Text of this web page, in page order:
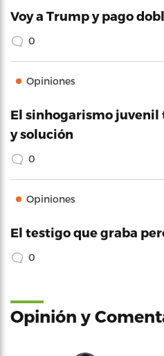
Voy a Trump y pago
0
Opiniones
El sinhogarismo
y solución
0
Opiniones
El testigo que graba
0
Opinión y